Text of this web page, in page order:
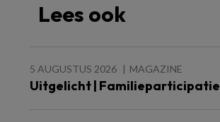
Lees ook
5 AUGUSTUS 2026 MAGAZINE
Uitgelicht | Familieparticipatie